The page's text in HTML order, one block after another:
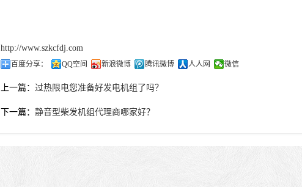
http://www.szkcfdj.com
百度分享： QQ空间 新浪微博 腾讯微博 人人网 微信
上一篇： 过热限电您准备好发电机组了吗？
下一篇： 静音型柴发机组代理商哪家好？